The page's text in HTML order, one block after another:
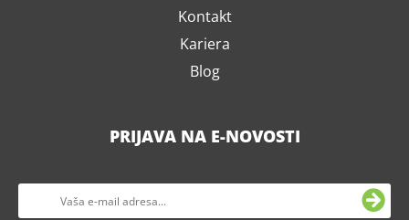
Kontakt
Kariera
Blog
PRIJAVA NA E-NOVOSTI